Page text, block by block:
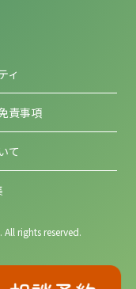
ィ
責事項
て
rights reserved.